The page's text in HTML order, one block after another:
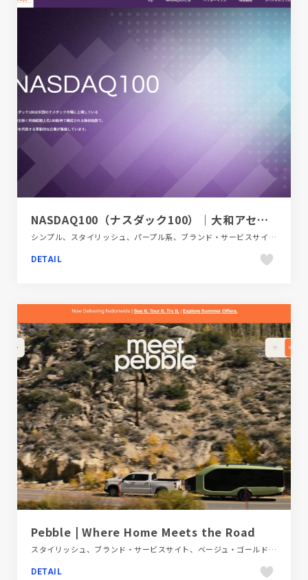
NASDAQ100（ナスダック100）｜大和アセットマネジメント株式会社
シンプル、スタイリッシュ、パープル系、ブランド・サービスサイト、金融・法律・人材・専門職
DETAIL
Pebble | Where Home Meets the Road
スタイリッシュ、ブランド・サービスサイト、ベージュ・ゴールド系、ポップ、動画が流れる、自動車・乗り物・交通
DETAIL